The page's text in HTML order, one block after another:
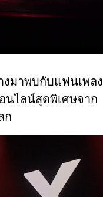
มาพบกับแฟนเพลง
นไลน์สุดพิเศษจาก
ก